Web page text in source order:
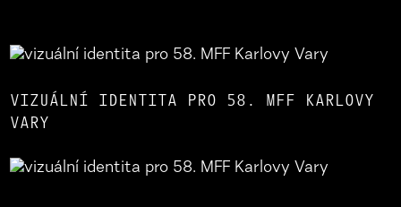
VIZUÁLNÍ IDENTITA PRO 58. MFF KARLOVY
VARY